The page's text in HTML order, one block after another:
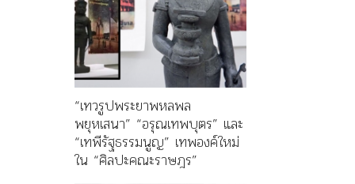
“เทวรูปพระยาพหลพล
พยุหเสนา” “อรุณเทพบุตร” และ
“เทพีรัฐธรรมนูญ” เทพองค์ใหม่
ใน “ศิลปะคณะราษฎร”